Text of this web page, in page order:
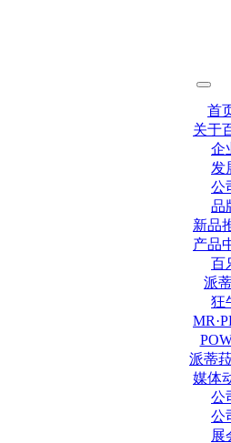
首
关于
企
发
公
品
新品
产品
百
派
狂
派蒂
媒体
公
公
展